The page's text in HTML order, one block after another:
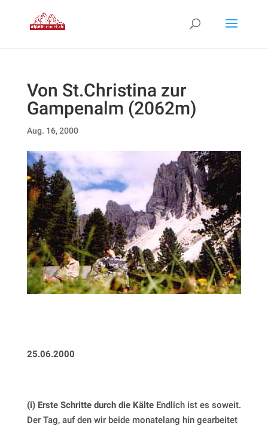
Von St.Christina zur
Gampenalm (2062m)
Aug. 16, 2000
25.06.2000
(i) Erste Schritte durch die KälteEndlich ist es soweit.
Der Tag, auf den wir beide monatelang hin gearbeitet